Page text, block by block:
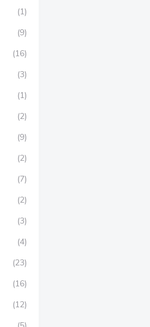
(1)
(9)
(16)
(3)
(1)
(2)
(9)
(2)
(7)
(2)
(3)
(4)
(23)
(16)
(12)